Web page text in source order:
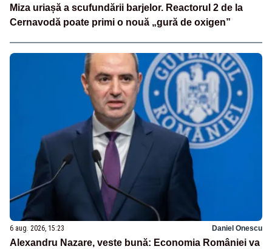
Miza uriașă a scufundării barjelor. Reactorul 2 de la
Cernavodă poate primi o nouă „gură de oxigen”
6 aug. 2026, 15:23 Daniel Onescu
Alexandru Nazare, veste bună: Economia României va